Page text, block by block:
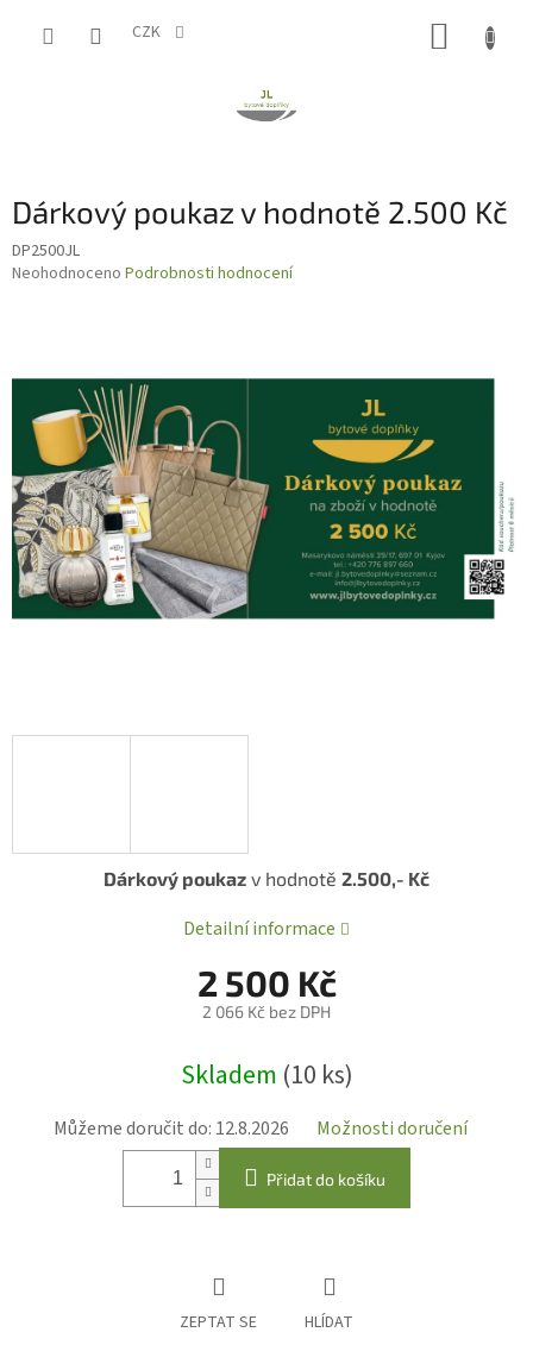
CZK
Dárkový poukaz v hodnotě 2.500 Kč
DP2500JL
Průměrné
z
hvězdiček.
Neohodnoceno Podrobnosti hodnocení
2 500 Kč
2 066 Kč bez DPH
cena:
Skladem (10 ks)
Můžeme doručit do: 12.8.2026 Možnosti doručení
Přidat do košíku
Dárkový poukaz v hodnotě 2.500,- Kč
Detailní informace
ZEPTAT SE HLÍDAT